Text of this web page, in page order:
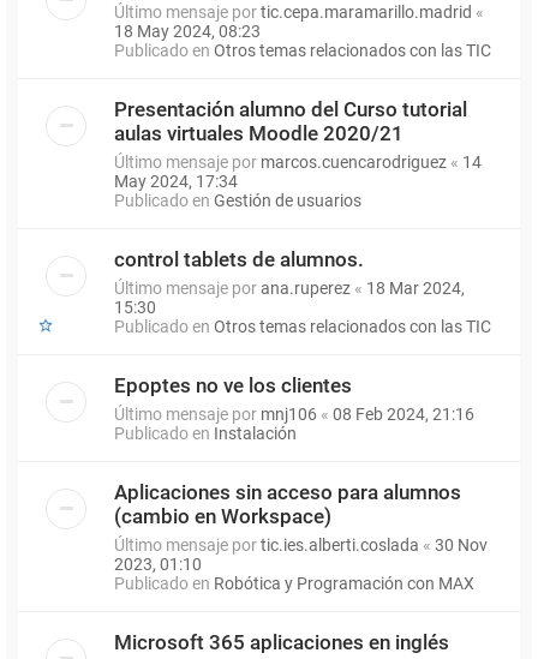
Último mensaje portic.cepa.maramarillo.madrid «
18 May 2024, 08:23
Publicado en Otros temas relacionados con las TIC
Presentación alumno del Curso tutorial
aulas virtuales Moodle 2020/21
Último mensaje por marcos.cuencarodriguez « 14
May 2024, 17:34
Publicado en Gestión de usuarios
control tablets de alumnos.
Último mensaje porana.ruperez « 18 Mar 2024,
15:30
Publicado en Otros temas relacionados con las TIC
Epoptes no ve los clientes
Último mensaje por mnj106 « 08 Feb 2024, 21:16
Publicado en Instalación
Aplicaciones sin acceso para alumnos
(cambio en Workspace)
Último mensaje portic.ies.alberti.coslada « 30 Nov
2023, 01:10
Publicado en Robótica y Programación con MAX
Microsoft 365 aplicaciones en inglés